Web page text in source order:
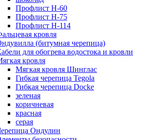
Профлист Н-60
Профлист Н-75
Профлист H-114
кровля
(битумная черепица)
для обогрева водостока и кровли
кровля
Мягкая кровля Шинглас
Гибкая черепица Tegola
Гибкая черепица Docke
зеленая
коричневая
красная
серая
Ондулин